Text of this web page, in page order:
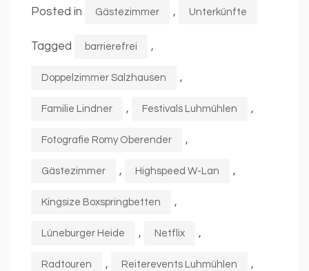
Posted in Gästezimmer , Unterkünfte
Tagged barrierefrei ,
Doppelzimmer Salzhausen ,
Familie Lindner , Festivals Luhmühlen ,
Fotografie Romy Oberender ,
Gästezimmer , Highspeed W-Lan ,
Kingsize Boxspringbetten ,
Lüneburger Heide , Netflix ,
Radtouren , Reiterevents Luhmühlen ,